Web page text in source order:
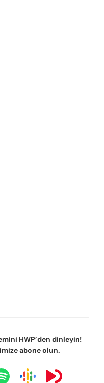
HWP’den dinleyin!
abone olun.